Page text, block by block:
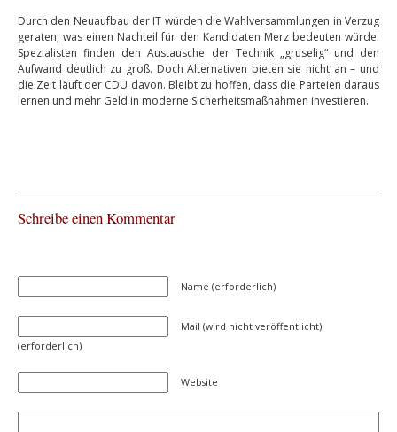
Durch den Neuaufbau der IT würden die Wahlversammlungen in Verzug
geraten, was einen Nachteil für den Kandidaten Merz bedeuten würde.
Spezialisten finden den Austausche der Technik „gruselig“ und den
Aufwand deutlich zu groß. Doch Alternativen bieten sie nicht an – und
die Zeit läuft der CDU davon. Bleibt zu hoffen, dass die Parteien daraus
lernen und mehr Geld in moderne Sicherheitsmaßnahmen investieren.
Schreibe einen Kommentar
Name (erforderlich)
Mail (wird nicht veröffentlicht)
(erforderlich)
Website